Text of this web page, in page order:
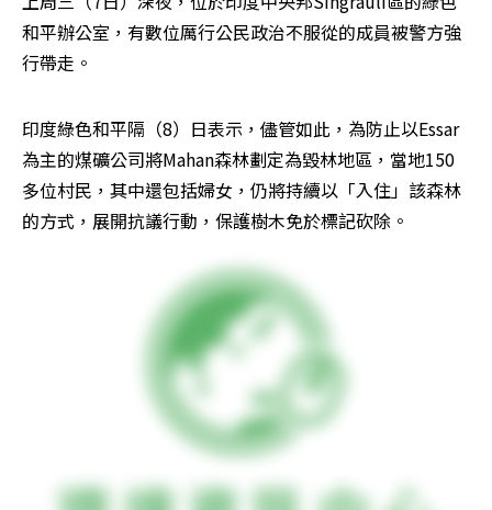
和平辦公室，有數位厲行公民政治不服從的成員被警方強
行帶走。
印度綠色和平隔（8）日表示，儘管如此，為防止以Essar
為主的煤礦公司將Mahan森林劃定為毀林地區，當地150
多位村民，其中還包括婦女，仍將持續以「入住」該森林
的方式，展開抗議行動，保護樹木免於標記砍除。